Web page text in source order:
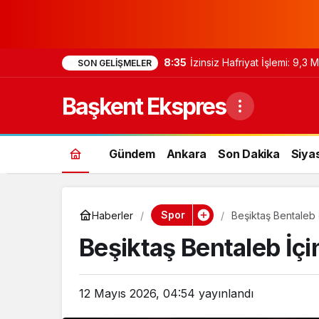
SON GELIŞMELER 8:35 İzinsiz Hafriyat İşlemi: 9,3
Başkent Ekspres
Gündem Ankara Son Dakika
Haberler Spor Beşiktaş Bentaleb
Beşiktaş Bentaleb
12 Mayıs 2026, 04:54 yayınlandı